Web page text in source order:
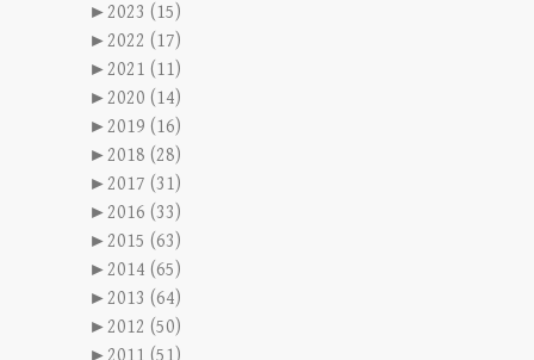
►2023 (15)
►2022 (17)
►2021 (11)
►2020 (14)
►2019 (16)
►2018 (28)
►2017 (31)
►2016 (33)
►2015 (63)
►2014 (65)
►2013 (64)
►2012 (50)